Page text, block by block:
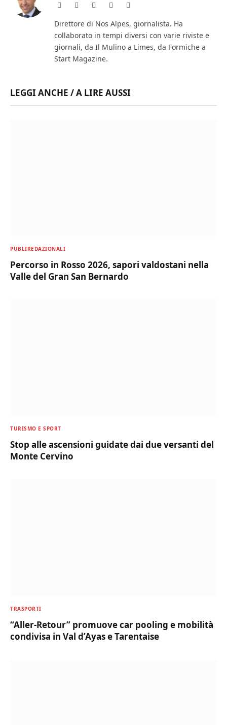
Website Facebook Instagram
Direttore di Nos Alpes, giornalista. Ha
collaborato in tempi diversi con varie riviste e
giornali, da Il Mulino a Limes, da Formiche a
Start Magazine.
LEGGI ANCHE / A LIRE AUSSI
PUBLIREDAZIONALI
Percorso in Rosso 2026, sapori valdostani nella
Valle del Gran San Bernardo
TURISMO E SPORT
Stop alle ascensioni guidate dai due versanti del
Monte Cervino
TRASPORTI
“Aller-Retour” promuove car pooling e mobilità
condivisa in Val d’Ayas e Tarentaise